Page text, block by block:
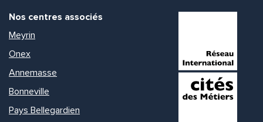
Nos centres associés
Meyrin
Onex
Annemasse
Bonneville
Pays Bellegardien